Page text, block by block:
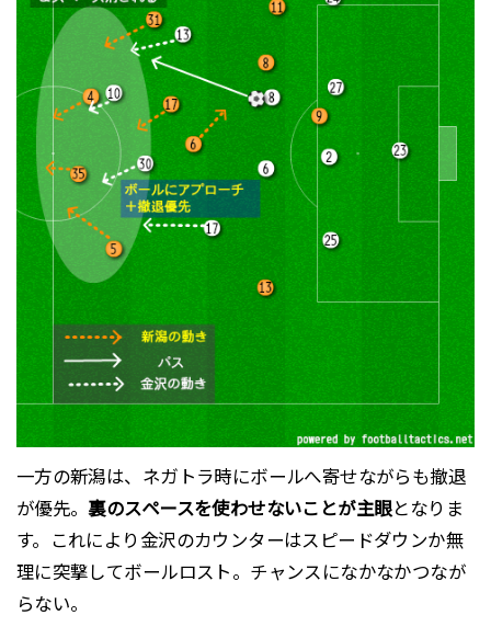
一方の新潟は、ネガトラ時にボールへ寄せながらも撤退
が優先。裏のスペースを使わせないことが主眼となりま
す。これにより金沢のカウンターはスピードダウンか無
理に突撃してボールロスト。チャンスになかなかつなが
らない。